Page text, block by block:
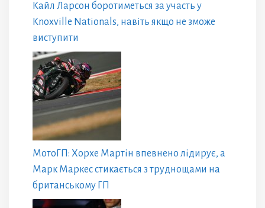
Кайл Ларсон боротиметься за участь у
Knoxville Nationals, навіть якщо не зможе
виступити
МотоГП: Хорхе Мартін впевнено лідирує, а
Марк Маркес стикається з труднощами на
британському ГП